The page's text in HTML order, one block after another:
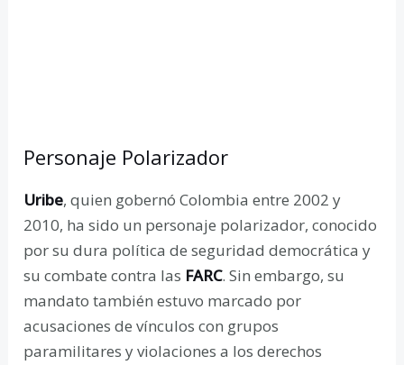
Personaje Polarizador
Uribe, quien gobernó Colombia entre 2002 y
2010, ha sido un personaje polarizador, conocido
por su dura política de seguridad democrática y
su combate contra las FARC. Sin embargo, su
mandato también estuvo marcado por
acusaciones de vínculos con grupos
paramilitares y violaciones a los derechos